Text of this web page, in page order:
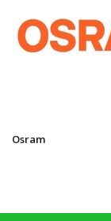
Osram